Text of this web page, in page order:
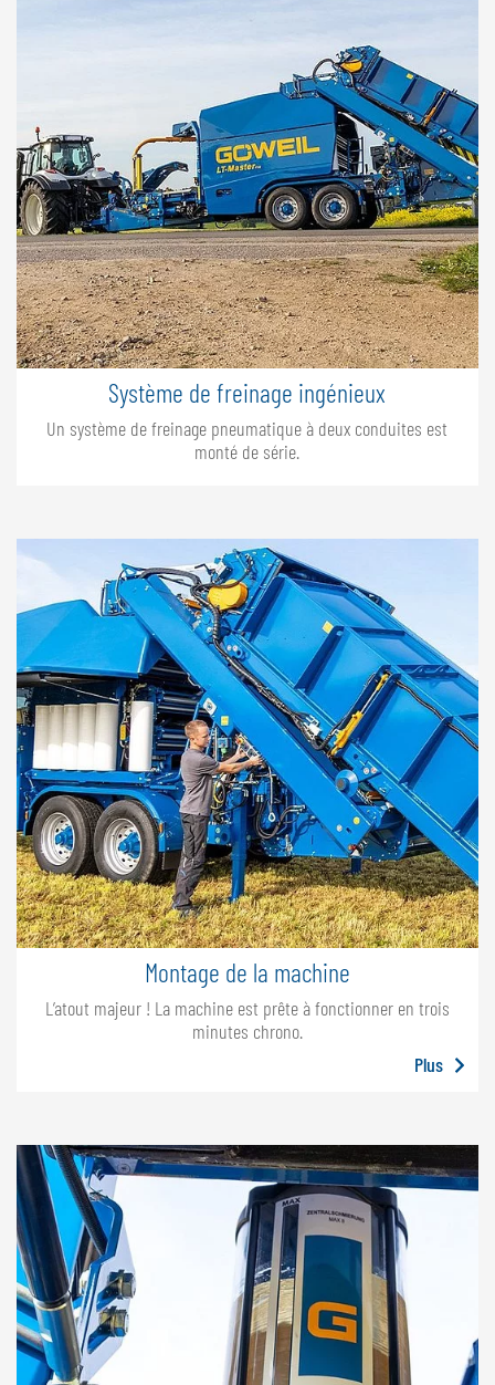
Système de freinage ingénieux
Un système de freinage pneumatique à deux conduites est
monté de série.
Montage de la machine
L’atout majeur ! La machine est prête à fonctionner en trois
minutes chrono.
Plus